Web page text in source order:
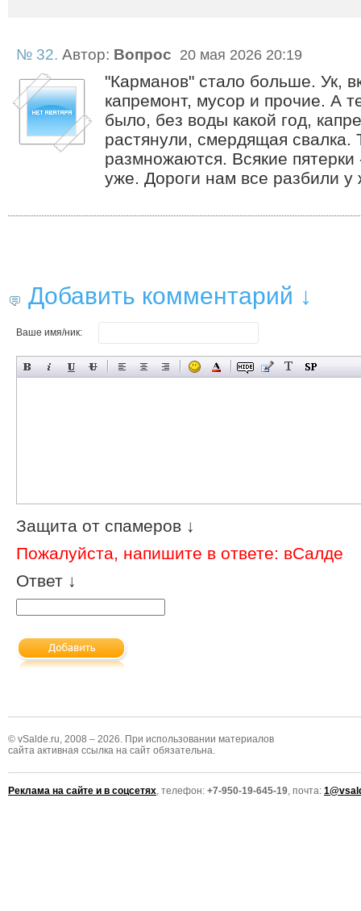
№ 32. Автор: Вопрос 20 мая 2026 20:19
"Карманов" стало больше. Ук,
капремонт, мусор и прочие. А
было, без воды какой год,
растянули, смердящая свалка.
размножаются. Всякие пятерки
уже. Дороги нам все разбили
Добавить комментарий ↓
Ваше имя/ник:
Защита от спамеров ↓
Пожалуйста, напишите в ответе: вСалде
Ответ ↓
© vSalde.ru, 2008 – 2026. При использовании материалов
сайта активная ссылка на сайт обязательна.
Реклама на сайте и в соцсетях, телефон: +7-950-19-645-19, почта: